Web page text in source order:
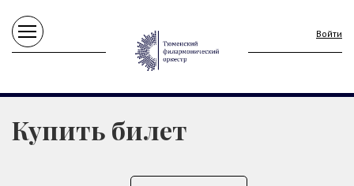
Войти
Купить билет